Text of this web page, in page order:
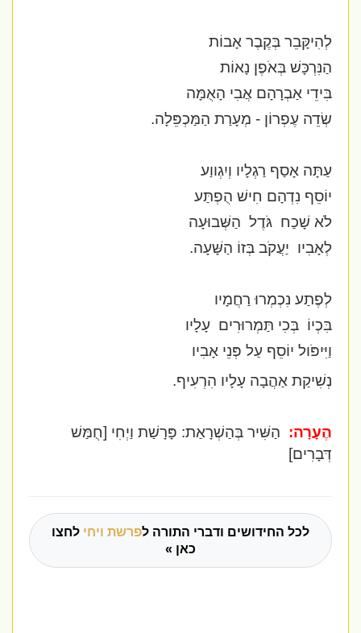
לְהִיקָּבֵר בְּקֶבֶר אָבוֹת
הַנִּרְכָּשׁ בְּאֹפֶן נָאוֹת
בִּידֵי אַבְרָהָם אֲבִי הָאֻמָּה
שְׂדֵה עֶפְרוֹן - מְעָרַת הַמַּכְפֵּלָה.
עַתָּה אָסַף רַגְלָיו וְיִגְווַע
יוֹסֵף נִדְהָם חִישׁ הֻפְתַּע
לֹא שָׁכַח גֹּדֶל הַשְּׁבוּעָה
לְאָבִיו יַעֲקֹב בְּזוֹ הַשָּׁעָה.
לְפֶתַע נִכְמְרוּ רַחֲמָיו
בִּכְיוֹ בְּכִי תַּמְרוּרִים עָלָיו
וַיִּיפֹּול יוֹסֵף עַל פְּנֵי אָבִיו
נְשִׁיקַת אַהֲבָה עָלָיו הִרְעִיף.
הֶעָרָה: הַשִּׁיר בְּהַשְׁרָאַת: פָּרָשַׁת וַיְחִי [חֻמַּשׁ
דְּבָרִים]
לכל החידושים ודברי התורה לפרשת ויחילחצו
כאן »